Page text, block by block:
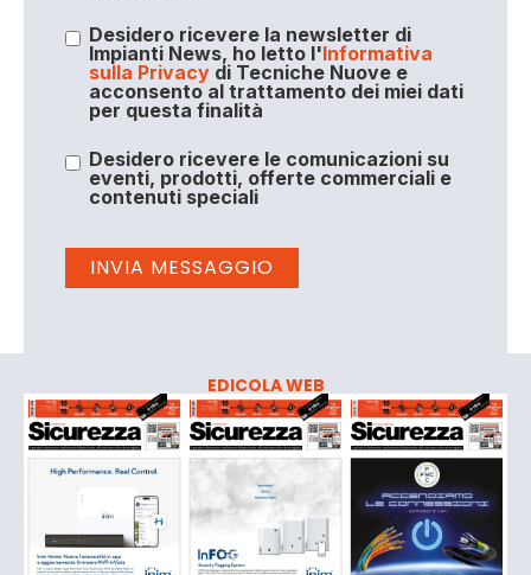
Desidero ricevere la newsletter di
Impianti News, ho letto l'Informativa
sulla Privacydi Tecniche Nuove e
acconsento al trattamento dei miei dati
per questa finalità
Desidero ricevere le comunicazioni su
eventi, prodotti, offerte commerciali e
contenuti speciali
EDICOLA WEB